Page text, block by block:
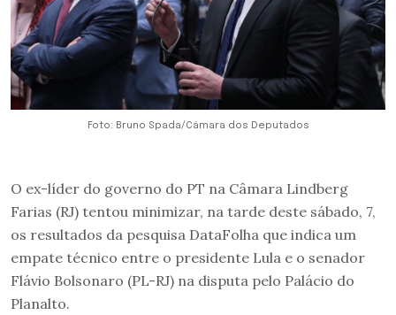
Foto: Bruno Spada/Câmara dos Deputados
O ex-líder do governo do PT na Câmara Lindberg
Farias (RJ) tentou minimizar, na tarde deste sábado, 7,
os resultados da pesquisa DataFolha que indica um
empate técnico entre o presidente Lula e o senador
Flávio Bolsonaro (PL-RJ) na disputa pelo Palácio do
Planalto.